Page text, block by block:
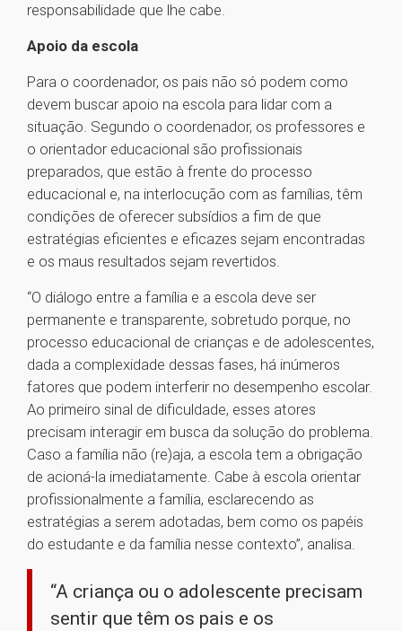
responsabilidade que lhe cabe.
Apoio da escola
Para o coordenador, os pais não só podem como
devem buscar apoio na escola para lidar com a
situação. Segundo o coordenador, os professores e
o orientador educacional são profissionais
preparados, que estão à frente do processo
educacional e, na interlocução com as famílias, têm
condições de oferecer subsídios a fim de que
estratégias eficientes e eficazes sejam encontradas
e os maus resultados sejam revertidos.
“O diálogo entre a família e a escola deve ser
permanente e transparente, sobretudo porque, no
processo educacional de crianças e de adolescentes,
dada a complexidade dessas fases, há inúmeros
fatores que podem interferir no desempenho escolar.
Ao primeiro sinal de dificuldade, esses atores
precisam interagir em busca da solução do problema.
Caso a família não (re)aja, a escola tem a obrigação
de acioná-la imediatamente. Cabe à escola orientar
profissionalmente a família, esclarecendo as
estratégias a serem adotadas, bem como os papéis
do estudante e da família nesse contexto”, analisa.
“A criança ou o adolescente precisam
sentir que têm os pais e os